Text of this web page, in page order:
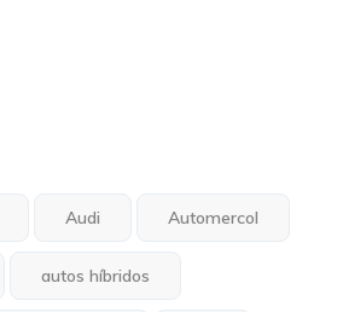
Audi Automercol
autos híbridos